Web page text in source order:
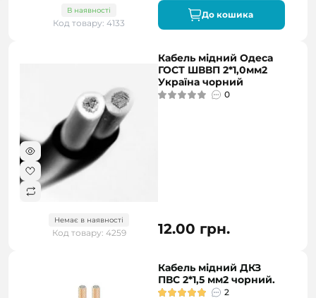
В наявності
Код товару: 4133
До кошика
Немає в наявності
Код товару: 4259
Кабель мідний Одеса
ГОСТ ШВВП 2*1,0мм2
Україна чорний
0
12.00 грн.
Кабель мідний ДКЗ
ПВС 2*1,5 мм2 чорний.
2